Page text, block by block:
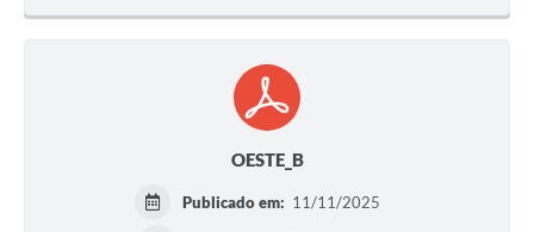
OESTE_B
Publicado em: 11/11/2025